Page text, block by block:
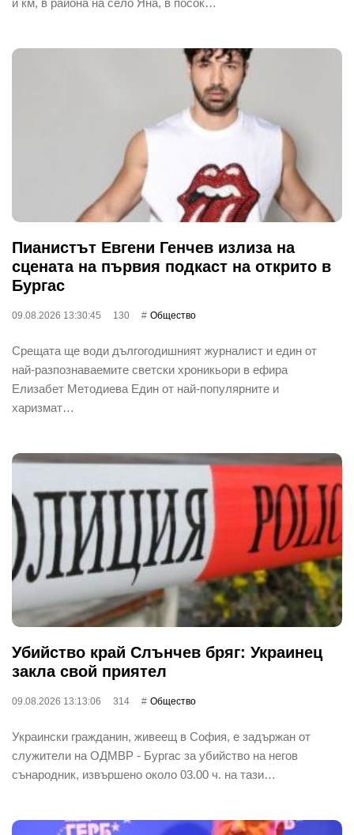
Пианистът Евгени Генчев излиза на
сцената на първия подкаст на открито в
Бургас
09.08.2026 13:30:45 130 Общество
Срещата ще води дългогодишният журналист и един от
най-разпознаваемите светски хроникьори в ефира
Елизабет Методиева Един от най-популярните и
харизмат…
Убийство край Слънчев бряг: Украинец
закла свой приятел
09.08.2026 13:13:06 314 Общество
Украински гражданин, живеещ в София, е задържан от
служители на ОДМВР - Бургас за убийство на негов
сънародник, извършено около 03.00 ч. на тази…